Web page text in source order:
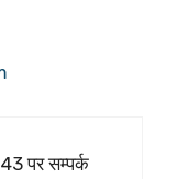
पर सम्पर्क